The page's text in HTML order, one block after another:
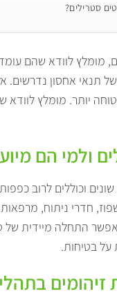
סטרילים?
מומלץ לוודא שהם
של תנאי אחסון
יותר. מומלץ
ולמי הם
וכוללים לרוב
חדרי ניתוח, מרפאות
התחלה מיידית של
על בטיחות.